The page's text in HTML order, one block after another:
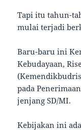
Tapi itu tahun-
mulai terjadi
Baru-baru ini
Kebudayaan,
pada
jenjang SD/MI.
Kebijakan ini